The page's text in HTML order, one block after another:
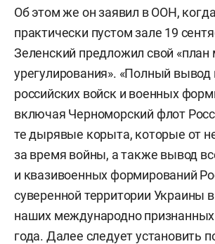
Об этом же он заявил в ООН,
практически пустом зале 19
Зеленский предложил свой «план
урегулирования». «Полный вывод
российских войск и военных
включая Черноморский флот
те дырявые корыта, которые от
за время войны, а также вывод
и квазивоенных формирований
суверенной территории Украины
наших международно признанных
года. Далее следует установить